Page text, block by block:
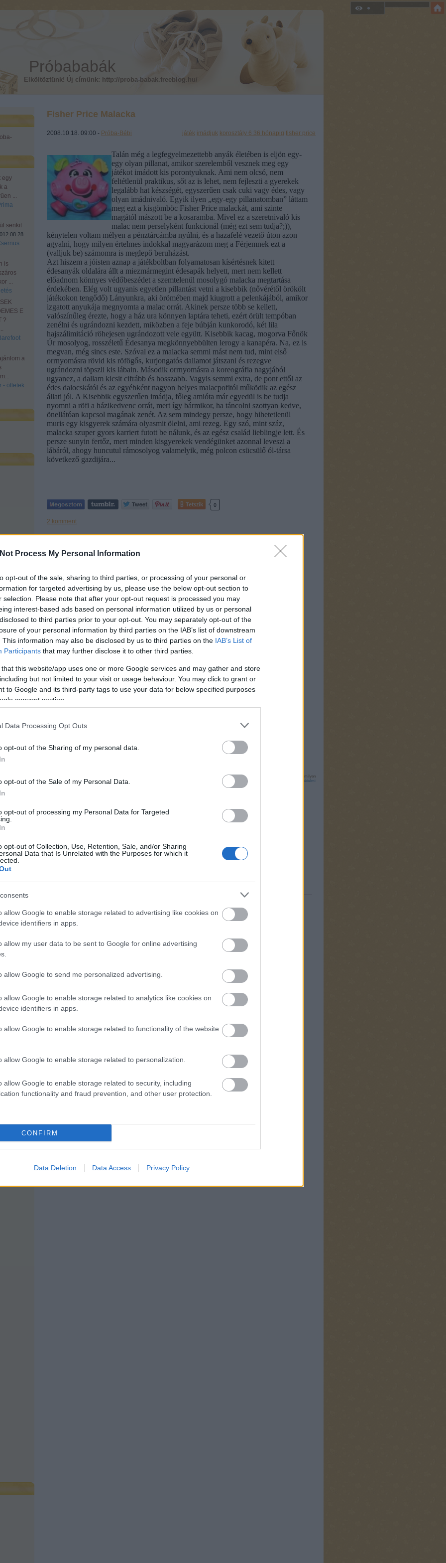
Process My Personal Information
opt-out of the sale, sharing to third parties, or processing of your personal or
for targeted advertising by us, please use the below opt-out section to
selection. Please note that after your opt-out request is processed you may
interest-based ads based on personal information utilized by us or personal
to third parties prior to your opt-out. You may separately opt-out of the
of your personal information by third parties on the IAB’s list of downstream
This information may also be disclosed by us to third parties on the IAB’s List of
Participants that may further disclose it to other third parties.
that this website/app uses one or more Google services and may gather and store
but not limited to your visit or usage behaviour. You may click to grant or
to Google and its third-party tags to use your data for below specified purposes
consent section.
Data Processing Opt Outs
opt-out of the Sharing of my personal data.
opt-out of the Sale of my Personal Data.
opt-out of processing my Personal Data for Targeted
opt-out of Collection, Use, Retention, Sale, and/or Sharing
Data that Is Unrelated with the Purposes for which it
allow Google to enable storage related to advertising like cookies on
identifiers in apps.
allow my user data to be sent to Google for online advertising
allow Google to send me personalized advertising.
allow Google to enable storage related to analytics like cookies on
identifiers in apps.
allow Google to enable storage related to functionality of the website
allow Google to enable storage related to personalization.
allow Google to enable storage related to security, including
functionality and fraud prevention, and other user protection.
CONFIRM
Data Deletion Data Access Privacy Policy
Próbababák
Elköltöztünk! Új címünk: http://proba-babak.freeblog.hu/
egy
a
...
senkit
is
...
E
?
a
- ötletek
Fisher Price Malacka
2008.10.18. 09:00 - Próba-Bébi játék imádjuk korosztály 6 36 hónapig fisher price
Talán még a legfegyelmezettebb anyák életében is eljön egy-
egy olyan pillanat, amikor szerelemből vesznek meg egy
játékot imádott kis porontyuknak. Ami nem olcsó, nem
feltétlenül praktikus, sőt az is lehet, nem fejleszti a gyerekek
legalább hat készségét, egyszerűen csak cuki vagy édes, vagy
olyan imádnivaló. Egyik ilyen „egy-egy pillanatomban” láttam
meg ezt a kisgömböc Fisher Price malackát, ami szinte
magától mászott be a kosaramba. Mivel ez a szeretnivaló kis
malac nem perselyként funkcionál (még ezt sem tudja?;)),
kénytelen voltam mélyen a pénztárcámba nyúlni, és a hazafelé vezető úton azon
agyalni, hogy milyen értelmes indokkal magyarázom meg a Férjemnek ezt a
(valljuk be) számomra is meglepő beruházást.
Azt hiszem a jóisten aznap a játékboltban folyamatosan kísértésnek kitett
édesanyák oldalára állt a miezmármegint édesapák helyett, mert nem kellett
előadnom könnyes védőbeszédet a szemtelenül mosolygó malacka megtartása
érdekében. Elég volt ugyanis egyetlen pillantást vetni a kisebbik (nővérétől örökölt
játékokon tengődő) Lányunkra, aki örömében majd kiugrott a pelenkájából, amikor
izgatott anyukája megnyomta a malac orrát. Akinek persze több se kellett,
valószínűleg érezte, hogy a ház ura könnyen laptára teheti, ezért örült tempóban
zenélni és ugrándozni kezdett, miközben a feje búbján kunkorodó, két lila
hajszálimitáció röhejesen ugrándozott vele együtt. Kisebbik kacag, mogorva Főnök
Úr mosolyog, rosszéletű Édesanya megkönnyebbülten lerogy a kanapéra. Na, ez is
megvan, még sincs este. Szóval ez a malacka semmi mást nem tud, mint első
orrnyomásra rövid kis röfögős, kurjongatós dallamot játszani és rezegve
ugrándozni töpszli kis lábain. Második orrnyomásra a koreográfia nagyjából
ugyanez, a dallam kicsit cifrább és hosszabb. Vagyis semmi extra, de pont ettől az
édes dalocskától és az egyébként nagyon helyes malacpofitól működik az egész
állati jól. A Kisebbik egyszerűen imádja, főleg amióta már egyedül is be tudja
nyomni a röfi a házikedvenc orrát, mert így bármikor, ha táncolni szottyan kedve,
önellátóan kapcsol magának zenét. Az sem mindegy persze, hogy hihetetlenül
muris egy kisgyerek számára olyasmit ölelni, ami rezeg. Egy szó, mint száz,
malacka szuper gyors karriert futott be nálunk, és az egész család lieblingje lett. És
persze sunyin fertőz, mert minden kisgyerekek vendégünket azonnal leveszi a
lábáról, ahogy huncutul rámosolyog valamelyik, még polcon csücsülő ól-társa
következő gazdijára...
Tetszik 0
2 komment
Ajánlott bejegyzések:
Örökmozgó?
Sajtkukac?
Kisgyerek... -
Hogy bírjátok?
Ahány ház,
annyi alvás
Szigorodik a
Gyed
https://proba-babak.blog.hu/api/trackback/id/718674
értelmében felhasználói tartalomnak minősülnek, értük aszolgáltatás technikai
üzemeltetője semmilyen
felelősséget nem vállal, azokat nem ellenőrzi. Kifogás esetén forduljon a blog szerkesztőjéhez. Részletek a
Felhasználási feltételekben
adatvédelmi
tájékoztatóban
"egyébként nagyon helyes malacpofi" ???
Inkább hasonlít egy felhevült Pataki Attilára.
Próba-Bébi
2008.10.18. 15:04:13
egyetértek. a Lányaim mind a kettőjükön egyformán röhögnek. ;)
Kommentezéshezlépj be, vagyregisztrálj! ‐Belépés Facebookkal